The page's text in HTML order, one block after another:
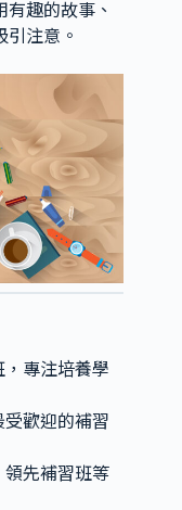
趣的故事、
引注意。
，專注培養學
受歡迎的補習
領先補習班等